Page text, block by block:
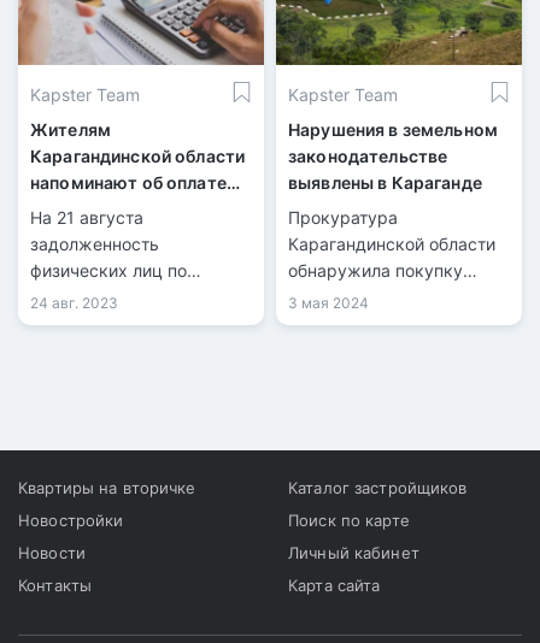
Kapster Team
Жителям
Карагандинской области
напоминают об оплате
налога на недвижимость
На 21 августа
задолженность
физических лиц по
налогам в
Карагандинской области
необходимо внести
оплату налога на
недвижимое имущество
до 1 октября 2023 года.
24 авг. 2023
Kapster Team
Нарушения в земельном
законодательстве
выявлены в Караганде
Прокуратура
Карагандинской области
обнаружила покупку
земельных участков
жителями и
3 мая 2024
Квартиры на вторичке
Новостройки
Новости
Контакты
Каталог застройщиков
Поиск по карте
Личный кабинет
Карта сайта